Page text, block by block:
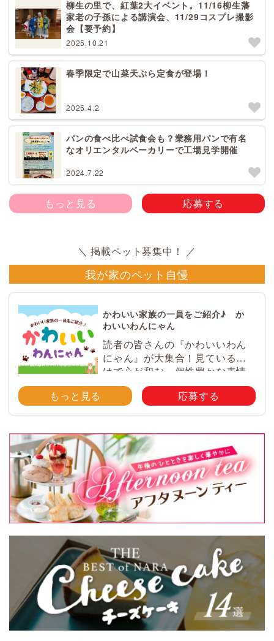
柳生の里で、紅葉2大イベント。11/16柳生藩
家老の子孫による講演会、11/29コスプレ撮影
会【要予約】
2025.10.21
春季限定で山菜天ぷら定食が登場！
2025.4.2
パンの食べ比べ試食会も？業務用パンで有名
なオリエンタルベーカリーで工場見学開催
2024.7.22
もっと見る 応募する
我が家のペット自慢
かわいい家族の一員をご紹介♪ か
わいいわんにゃん
読者の皆さんの『かわいいわん
にゃん』が大集合！見ているだ
けで心が和む、個性豊かな表情
やとっておきのエピソードが満
載♪ ペットのかわいい写真を大
話・スマホ等で撮影 […]
もっと見る 応募する